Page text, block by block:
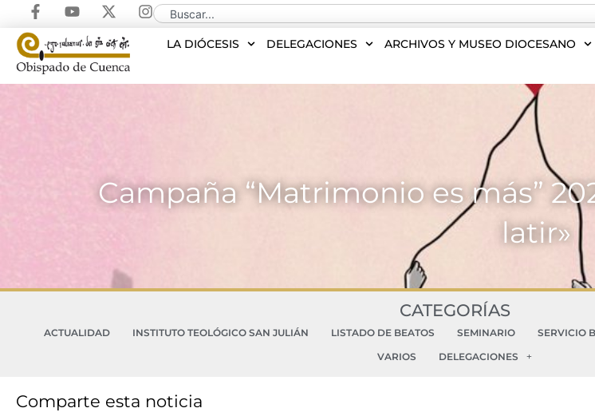
LA DIÓCESIS DELEGACIONES ARCHIVOS Y MUSEO DIOCESANO
Campaña “Matrimonio es más”
latir»
CATEGORÍAS
ACTUALIDAD INSTITUTO TEOLÓGICO SAN JULIÁN LISTADO DE BEATOS SEMINARIO SERVICIO
VARIOS
DELEGACIONES
Comparte esta noticia